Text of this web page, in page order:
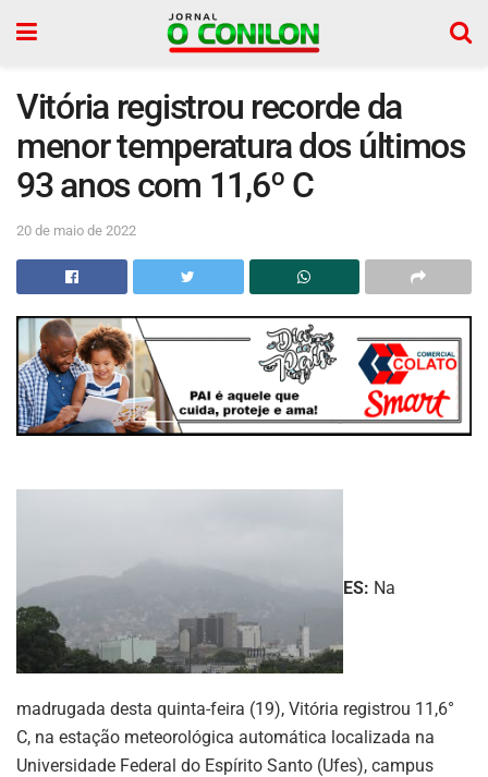
Vitória registrou recorde da
menor temperatura dos últimos
93 anos com 11,6º C
20 de maio de 2022
ES: Na
madrugada desta quinta-feira (19), Vitória registrou 11,6°
C, na estação meteorológica automática localizada na
Universidade Federal do Espírito Santo (Ufes), campus